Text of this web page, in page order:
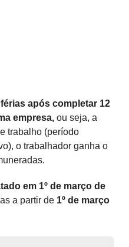
após completar 12
empresa, ou seja, a
trabalho (período
o trabalhador ganha o
em 1º de março de
a partir de 1º de março